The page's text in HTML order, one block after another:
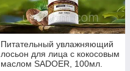
Питательный увлажняющий
лосьон для лица с кокосовым
маслом SADOER, 100мл.